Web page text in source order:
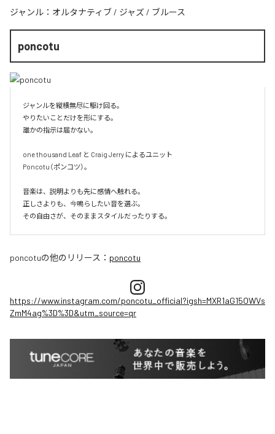
ジャンル： オルタナティブ / ジャズ / ブルース
poncotu
ジャンルを縦横無尽に駆け回る。
やりたいことだけを形にする。
誰かの指示は届かない。
one thousand Leaf と Craig Jerry によるユニット
Poncotu（ポンコツ）。
音楽は、説明よりも先に感情へ触れる。
正しさよりも、今鳴らしたい音を選ぶ。
その自由さが、そのままスタイルだったりする。
poncotuの他のリリース： poncotu
https://www.instagram.com/poncotu_official?igsh=MXR1aG15OWVs
ZmM4ag%3D%3D&utm_source=qr